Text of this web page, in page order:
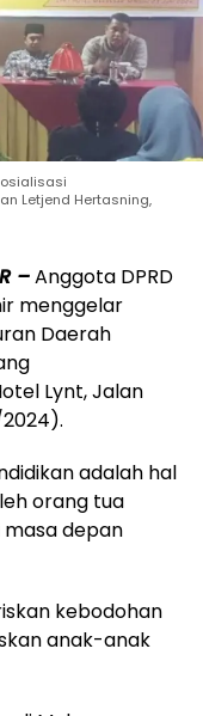
Letjend Hertasning,
–Anggota DPRD
menggelar
Daerah
Lynt, Jalan
adalah hal
orang tua
masa depan
kebodohan
anak-anak